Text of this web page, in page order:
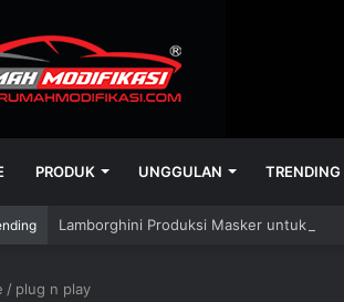
PRODUK UNGGULAN TRENDING
Lamborghini Produksi Masker untuk
/ plug n play